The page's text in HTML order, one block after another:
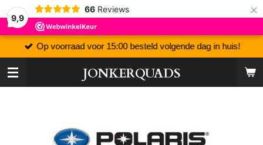
9,9
66 Reviews ×
JONKERQUADS
Op voorraad voor 15:00 besteld volgende dag in huis!